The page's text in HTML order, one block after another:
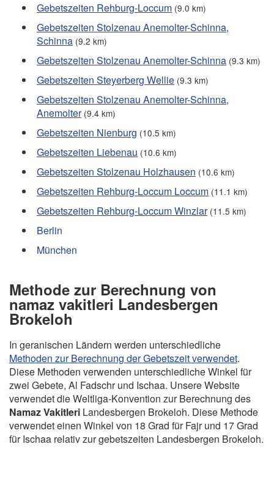
Gebetszeiten Rehburg-Loccum (9.0 km)
Gebetszeiten Stolzenau Anemolter-Schinna,
Schinna (9.2 km)
Gebetszeiten Stolzenau Anemolter-Schinna (9.3 km)
Gebetszeiten Steyerberg Wellie (9.3 km)
Gebetszeiten Stolzenau Anemolter-Schinna,
Anemolter (9.4 km)
Gebetszeiten Nienburg (10.5 km)
Gebetszeiten Liebenau (10.6 km)
Gebetszeiten Stolzenau Holzhausen (10.6 km)
Gebetszeiten Rehburg-Loccum Loccum (11.1 km)
Gebetszeiten Rehburg-Loccum Winzlar (11.5 km)
Berlin
München
Methode zur Berechnung von
namaz vakitleri Landesbergen
Brokeloh
In geranischen Ländern werden unterschiedliche
Methoden zur Berechnung der Gebetszeit verwendet.
Diese Methoden verwenden unterschiedliche Winkel für
zwei Gebete, Al Fadschr und Ischaa. Unsere Website
verwendet die Weltliga-Konvention zur Berechnung des
Namaz Vakitleri Landesbergen Brokeloh. Diese Methode
verwendet einen Winkel von 18 Grad für Fajr und 17 Grad
für Ischaa relativ zur gebetszeiten Landesbergen Brokeloh.